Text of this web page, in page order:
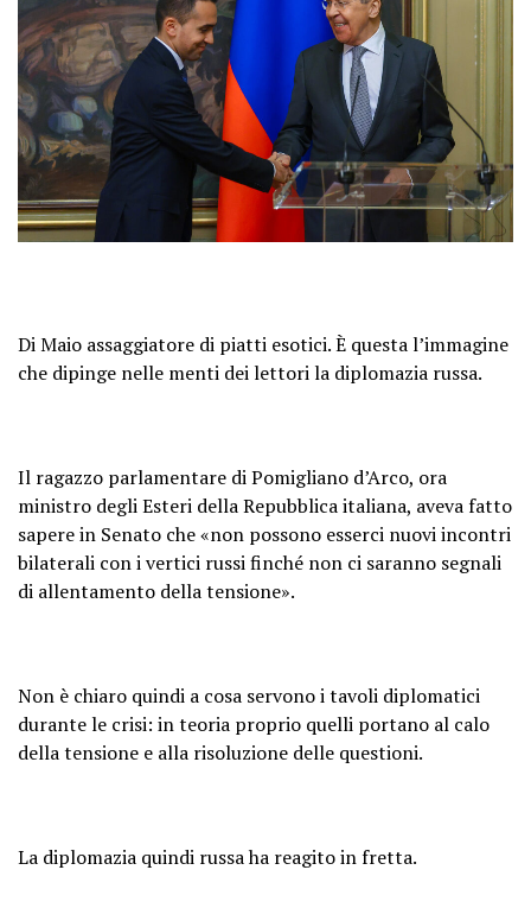
Di Maio assaggiatore di piatti esotici. È questa l’immagine
che dipinge nelle menti dei lettori la diplomazia russa.
Il ragazzo parlamentare di Pomigliano d’Arco, ora
ministro degli Esteri della Repubblica italiana, aveva fatto
sapere in Senato che «non possono esserci nuovi incontri
bilaterali con i vertici russi finché non ci saranno segnali
di allentamento della tensione».
Non è chiaro quindi a cosa servono i tavoli diplomatici
durante le crisi: in teoria proprio quelli portano al calo
della tensione e alla risoluzione delle questioni.
La diplomazia quindi russa ha reagito in fretta.